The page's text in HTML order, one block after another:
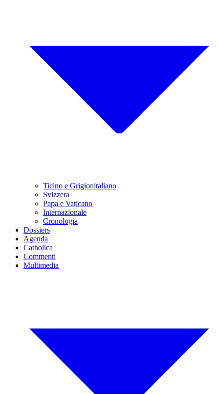
Ticino e Grigionitaliano
Svizzera
Papa e Vaticano
Internazionale
Cronologia
Dossiers
Agenda
Catholica
Commenti
Multimedia